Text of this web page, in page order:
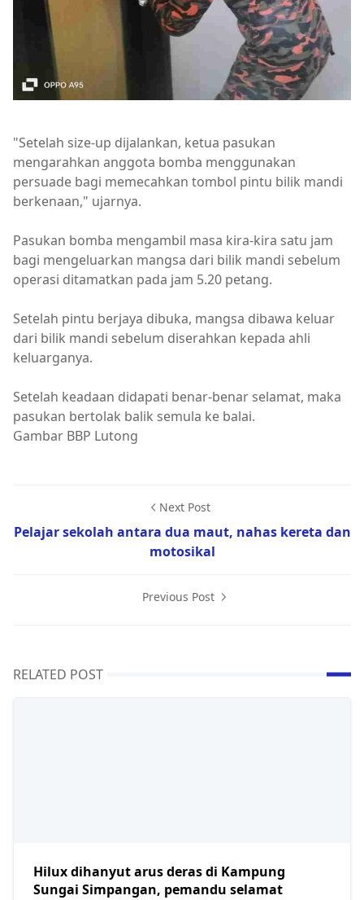
"Setelah size-up dijalankan, ketua pasukan
mengarahkan anggota bomba menggunakan
persuade bagi memecahkan tombol pintu bilik mandi
berkenaan," ujarnya.
Pasukan bomba mengambil masa kira-kira satu jam
bagi mengeluarkan mangsa dari bilik mandi sebelum
operasi ditamatkan pada jam 5.20 petang.
Setelah pintu berjaya dibuka, mangsa dibawa keluar
dari bilik mandi sebelum diserahkan kepada ahli
keluarganya.
Setelah keadaan didapati benar-benar selamat, maka
pasukan bertolak balik semula ke balai.
Gambar BBP Lutong
Next Post
Pelajar sekolah antara dua maut, nahas kereta dan
motosikal
Previous Post
RELATED POST
Hilux dihanyut arus deras di Kampung
Sungai Simpangan, pemandu selamat